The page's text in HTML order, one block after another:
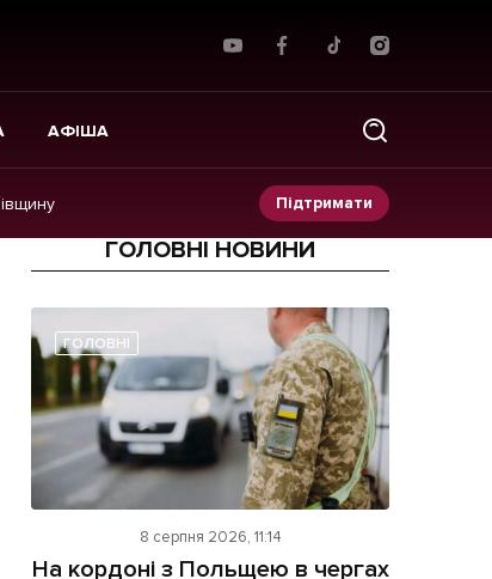
АФІША
Підтримати
Прес-релізи
Фото/Відео
Made in Lviv
ГОЛОВНІ НОВИНИ
ГОЛОВНІ
8 серпня 2026, 11:14
На кордоні з Польщею в чергах